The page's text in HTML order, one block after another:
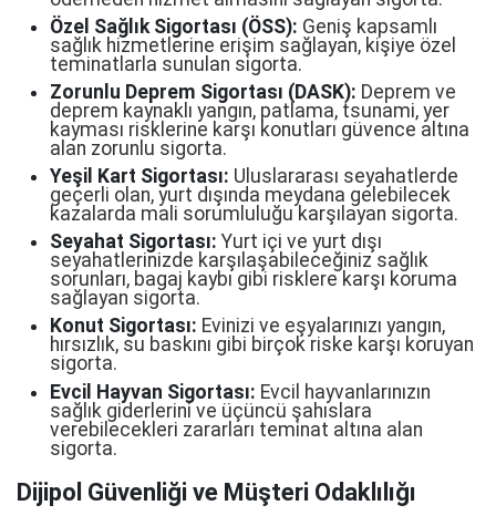
Özel Sağlık Sigortası (ÖSS): Geniş kapsamlı
sağlık hizmetlerine erişim sağlayan, kişiye özel
teminatlarla sunulan sigorta.
Zorunlu Deprem Sigortası (DASK): Deprem ve
deprem kaynaklı yangın, patlama, tsunami, yer
kayması risklerine karşı konutları güvence altına
alan zorunlu sigorta.
Yeşil Kart Sigortası: Uluslararası seyahatlerde
geçerli olan, yurt dışında meydana gelebilecek
kazalarda mali sorumluluğu karşılayan sigorta.
Seyahat Sigortası: Yurt içi ve yurt dışı
seyahatlerinizde karşılaşabileceğiniz sağlık
sorunları, bagaj kaybı gibi risklere karşı koruma
sağlayan sigorta.
Konut Sigortası: Evinizi ve eşyalarınızı yangın,
hırsızlık, su baskını gibi birçok riske karşı koruyan
sigorta.
Evcil Hayvan Sigortası: Evcil hayvanlarınızın
sağlık giderlerini ve üçüncü şahıslara
verebilecekleri zararları teminat altına alan
sigorta.
Dijipol Güvenliği ve Müşteri Odaklılığı